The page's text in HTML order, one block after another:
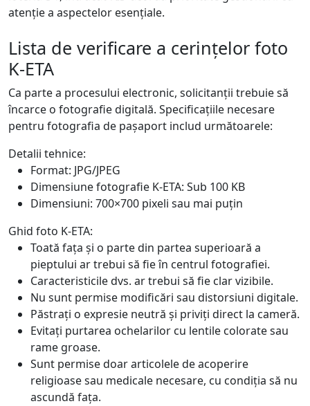
atenție a aspectelor esențiale.
Lista de verificare a cerințelor foto
K-ETA
Ca parte a procesului electronic, solicitanții trebuie să
încarce o fotografie digitală. Specificațiile necesare
pentru fotografia de pașaport includ următoarele:
Detalii tehnice:
Format: JPG/JPEG
Dimensiune fotografie K-ETA: Sub 100 KB
Dimensiuni: 700×700 pixeli sau mai puțin
Ghid foto K-ETA:
Toată fața și o parte din partea superioară a
pieptului ar trebui să fie în centrul fotografiei.
Caracteristicile dvs. ar trebui să fie clar vizibile.
Nu sunt permise modificări sau distorsiuni digitale.
Păstrați o expresie neutră și priviți direct la cameră.
Evitați purtarea ochelarilor cu lentile colorate sau
rame groase.
Sunt permise doar articolele de acoperire
religioase sau medicale necesare, cu condiția să nu
ascundă fața.